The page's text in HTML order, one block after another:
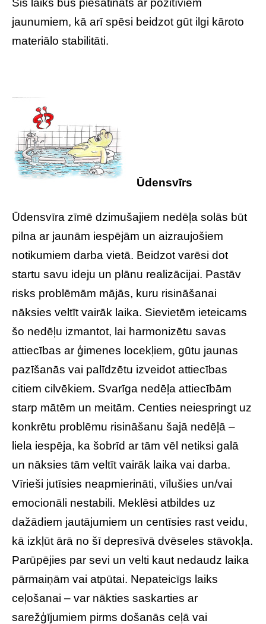
Šis laiks būs piesātināts ar pozitīviem
jaunumiem, kā arī spēsi beidzot gūt ilgi kāroto
materiālo stabilitāti.
Ūdensvīrs
Ūdensvīra zīmē dzimušajiem nedēļa solās būt
pilna ar jaunām iespējām un aizraujošiem
notikumiem darba vietā. Beidzot varēsi dot
startu savu ideju un plānu realizācijai. Pastāv
risks problēmām mājās, kuru risināšanai
nāksies veltīt vairāk laika. Sievietēm ieteicams
šo nedēļu izmantot, lai harmonizētu savas
attiecības ar ģimenes locekļiem, gūtu jaunas
pazīšanās vai palīdzētu izveidot attiecības
citiem cilvēkiem. Svarīga nedēļa attiecībām
starp mātēm un meitām. Centies neiespringt uz
konkrētu problēmu risināšanu šajā nedēļā –
liela iespēja, ka šobrīd ar tām vēl netiksi galā
un nāksies tām veltīt vairāk laika vai darba.
Vīrieši jutīsies neapmierināti, vīlušies un/vai
emocionāli nestabili. Meklēsi atbildes uz
dažādiem jautājumiem un centīsies rast veidu,
kā izkļūt ārā no šī depresīvā dvēseles stāvokļa.
Parūpējies par sevi un velti kaut nedaudz laika
pārmaiņām vai atpūtai. Nepateicīgs laiks
ceļošanai – var nākties saskarties ar
sarežģījumiem pirms došanās ceļā vai